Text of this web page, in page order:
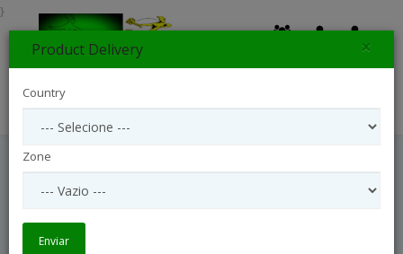
Orchid Phalaenopsis Whith Flower
}
Product Delivery ×
Country
Zone
Enviar